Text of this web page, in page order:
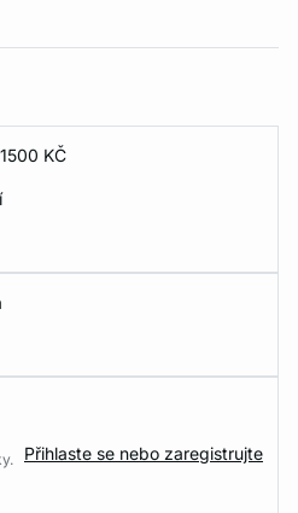
KČ
Přihlaste se nebo zaregistrujte